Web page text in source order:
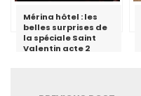
Mérina hôtel : les
belles surprises de
la spéciale Saint
Valentin acte 2